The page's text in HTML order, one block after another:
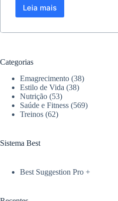
Leia mais
Como
dieta
impacto
de
carboidratos
e
gorduras
Categorias
Emagrecimento (38)
Estilo de Vida (38)
Nutrição (53)
Saúde e Fitness (569)
Treinos (62)
Sistema Best
Best Suggestion Pro +